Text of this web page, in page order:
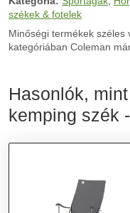
székek & fotelek
Minőségi termékek széles
kategóriában Coleman
Hasonlók,
kemping szék